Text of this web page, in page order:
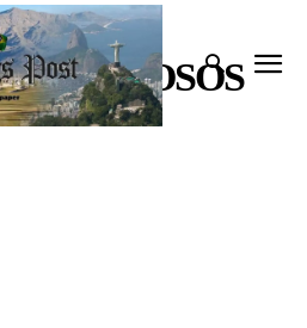
(Sindnapi)
E IDOSOS